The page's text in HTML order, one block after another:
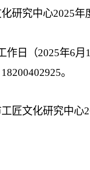
研究中心2025年
作日（2025年6月
18200402925。
匠文化研究中心